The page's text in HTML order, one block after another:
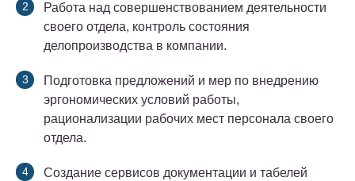
Работа над совершенствованием деятельности
своего отдела, контроль состояния
делопроизводства в компании.
Подготовка предложений и мер по внедрению
эргономических условий работы,
рационализации рабочих мест персонала своего
отдела.
Создание сервисов документации и табелей